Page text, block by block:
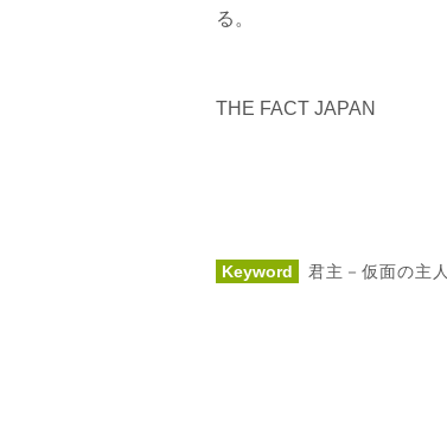
る。
THE FACT JAPAN
Keyword 君主－仮面の主人